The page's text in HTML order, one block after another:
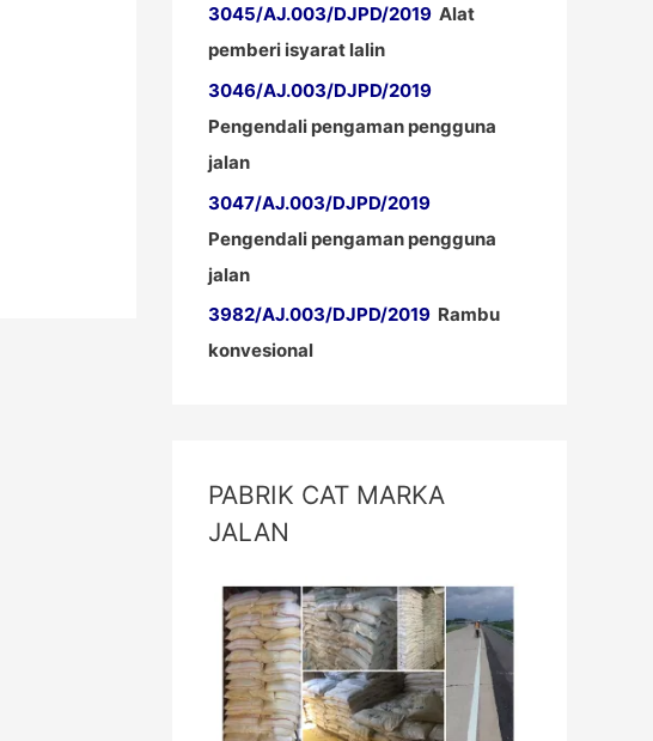
3045/AJ.003/DJPD/2019 Alat
pemberi isyarat lalin
3046/AJ.003/DJPD/2019
Pengendali pengaman pengguna
jalan
3047/AJ.003/DJPD/2019
Pengendali pengaman pengguna
jalan
3982/AJ.003/DJPD/2019 Rambu
konvesional
PABRIK CAT MARKA
JALAN